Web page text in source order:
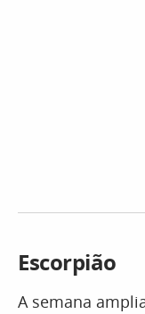
Escorpião
A semana